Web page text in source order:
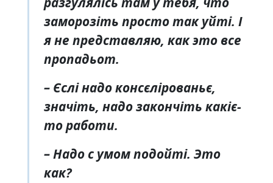
заморозіть просто так уйті. І
я не представляю, как это все
пропадьот.
– Єслі надо консєлірованьє,
значіть, надо закончіть какіє-
то работи.
– Надо с умом подойті. Это
как?